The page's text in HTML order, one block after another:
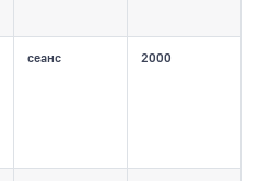
сеанс 2000